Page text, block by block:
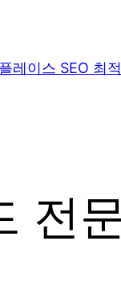
레이스 SEO 최
전